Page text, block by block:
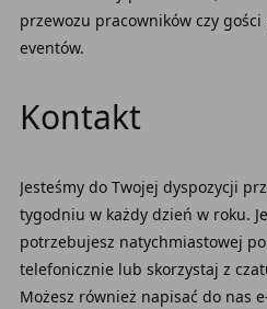
przewozu pracowników czy
eventów.
Kontakt
Jesteśmy do Twojej dyspozycji
tygodniu w każdy dzień w roku.
potrzebujesz natychmiastowej
telefonicznie lub skorzystaj z
Możesz również napisać do nas